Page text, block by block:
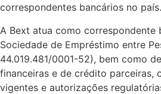
correspondentes bancários no país.
A Bext atua como correspondente
Sociedade de Empréstimo entre
44.019.481/0001-52), bem como
financeiras e de crédito parceiras,
vigentes e autorizações